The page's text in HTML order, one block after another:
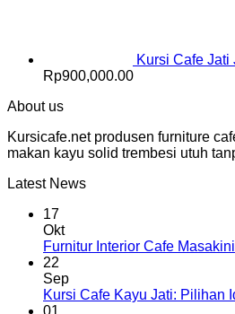
Kursi Cafe
Rp900,000.00
About us
Kursicafe.net produsen furniture
makan kayu solid trembesi utuh
Latest News
17
Okt
Furnitur Interior Cafe Masakini
22
Sep
Kursi Cafe Kayu Jati: Pilihan